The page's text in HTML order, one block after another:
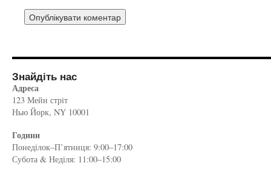
Знайдіть нас
Адреса
123 Мейн стріт
Нью Йорк, NY 10001
Години
Понеділок–П’ятниця: 9:00–17:00
Субота & Неділя: 11:00–15:00